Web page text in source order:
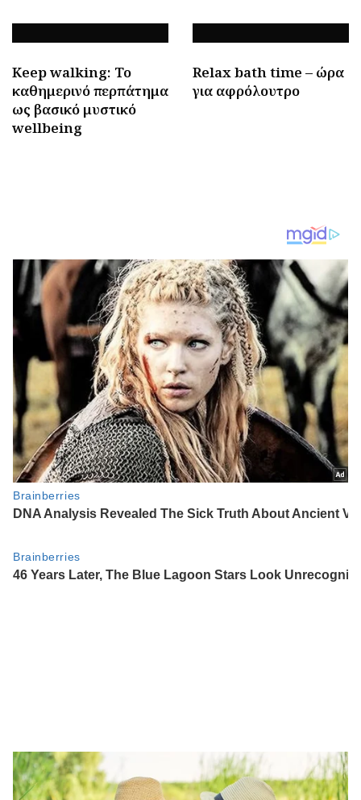
Keep walking: To
καθημερινό περπάτημα
ως βασικό μυστικό
wellbeing
Relax bath time – ώρα
για αφρόλουτρο